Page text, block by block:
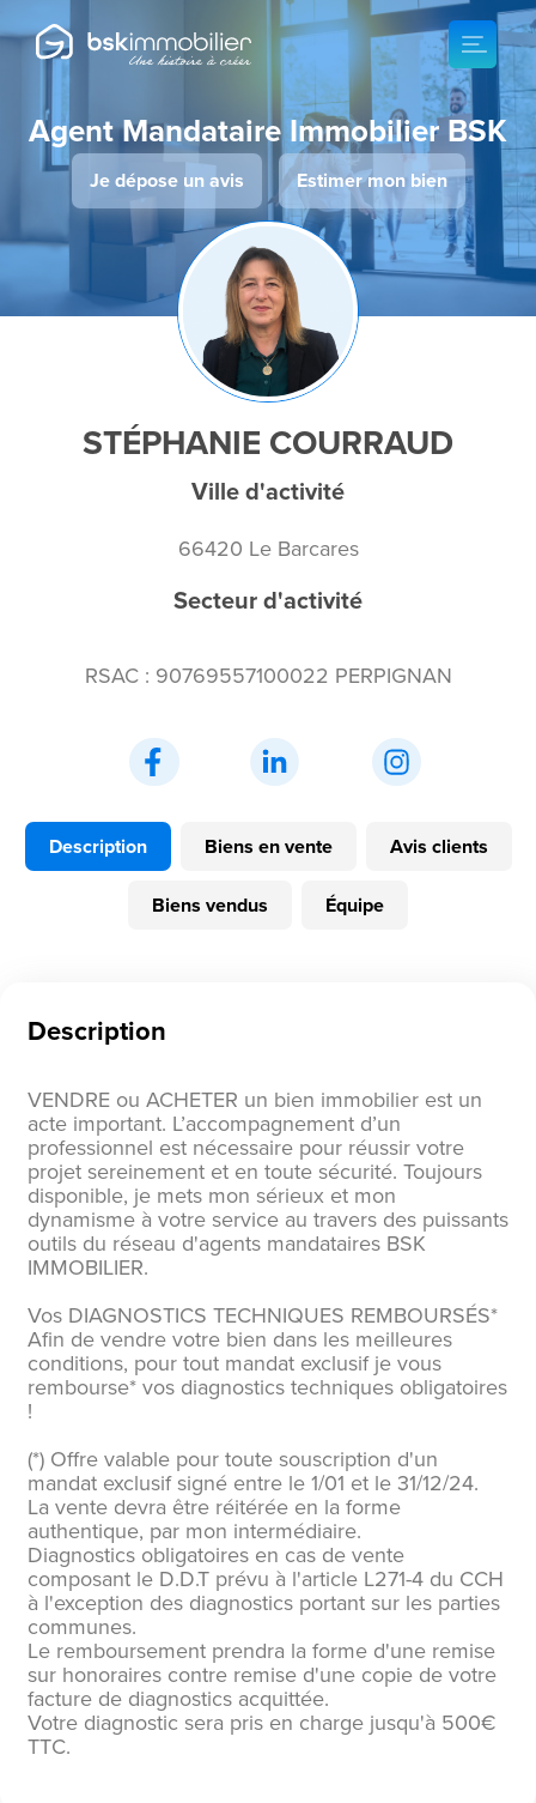
Agent Mandataire Immobilier BSK
Je dépose un avis Estimer mon bien
STÉPHANIE COURRAUD
Ville d'activité
66420 Le Barcares
Secteur d'activité
RSAC : 90769557100022 PERPIGNAN
Description Biens en vente Avis clients
Biens vendus Équipe
Description
VENDRE ou ACHETER un bien immobilier est un
acte important. L’accompagnement d’un
professionnel est nécessaire pour réussir votre
projet sereinement et en toute sécurité. Toujours
disponible, je mets mon sérieux et mon
dynamisme à votre service au travers des puissants
outils du réseau d'agents mandataires BSK
IMMOBILIER.
Vos DIAGNOSTICS TECHNIQUES REMBOURSÉS*
Afin de vendre votre bien dans les meilleures
conditions, pour tout mandat exclusif je vous
rembourse* vos diagnostics techniques obligatoires
!
(*) Offre valable pour toute souscription d'un
mandat exclusif signé entre le 1/01 et le 31/12/24.
La vente devra être réitérée en la forme
authentique, par mon intermédiaire.
Diagnostics obligatoires en cas de vente
composant le D.D.T prévu à l'article L271-4 du CCH
à l'exception des diagnostics portant sur les parties
communes.
Le remboursement prendra la forme d'une remise
sur honoraires contre remise d'une copie de votre
facture de diagnostics acquittée.
Votre diagnostic sera pris en charge jusqu'à 500€
TTC.